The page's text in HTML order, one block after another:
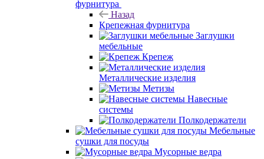
фурнитура
Назад
Крепежная фурнитура
Заглушки
мебельные
Крепеж
Металлические изделия
Метизы
Навесные
системы
Полкодержатели
Мебельные
сушки для посуды
Мусорные ведра